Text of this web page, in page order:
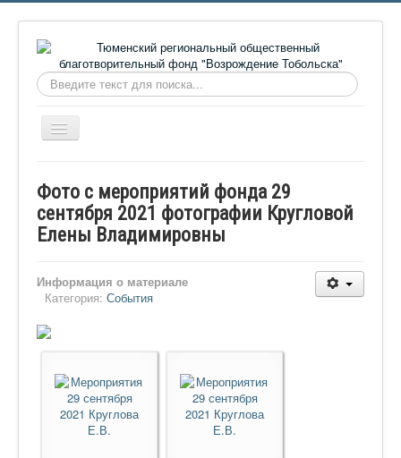
Искать...
Включить/
выключить
О фонде
Онлайн библиотека
Контакты
Сайт проекта Достоевский
Ермаковополе.рф
Фото с мероприятий фонда 29
сентября 2021 фотографии Кругловой
Елены Владимировны
Информация о материале
Категория: События